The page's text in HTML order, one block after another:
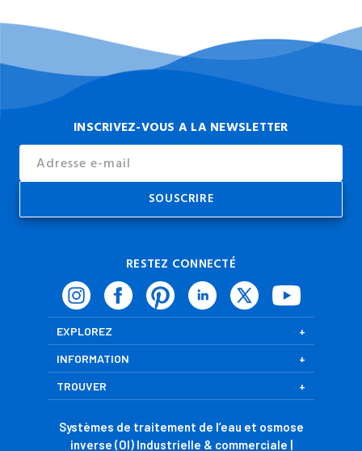
INSCRIVEZ-VOUS A LA NEWSLETTER
Address
RESTEZ CONNECTÉ
EXPLOREZ
INFORMATION
TROUVER
Systèmes de traitement de l’eau et osmose
inverse (OI) Industrielle & commerciale |